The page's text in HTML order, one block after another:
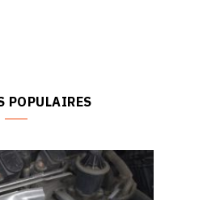
POPULAIRES